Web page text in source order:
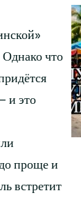
Однако что
и это
проще и
встретит